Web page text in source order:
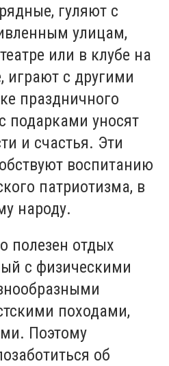
гуляют с
улицам,
или в клубе на
играют с другими
праздничного
подарками уносят
и счастья. Эти
воспитанию
патриотизма, в
народу.
полезен отдых
с физическими
походами,
Поэтому
об